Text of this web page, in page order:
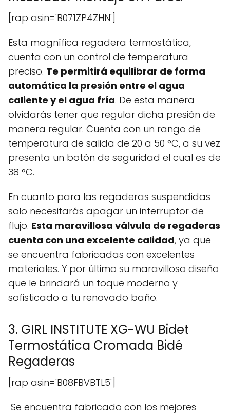
[rap asin='B071ZP4ZHN']
Esta magnífica regadera termostática,
cuenta con un control de temperatura
preciso. Te permitirá equilibrar de forma
automática la presión entre el agua
caliente y el agua fría. De esta manera
olvidarás tener que regular dicha presión de
manera regular. Cuenta con un rango de
temperatura de salida de 20 a 50 °C, a su vez
presenta un botón de seguridad el cual es de
38 °C.
En cuanto para las regaderas suspendidas
solo necesitarás apagar un interruptor de
flujo. Esta maravillosa válvula de regaderas
cuenta con una excelente calidad, ya que
se encuentra fabricadas con excelentes
materiales. Y por último su maravilloso diseño
que le brindará un toque moderno y
sofisticado a tu renovado baño.
3. GIRL INSTITUTE XG-WU Bidet
Termostática Cromada Bidé
Regaderas
[rap asin='B08FBVBTL5']
Se encuentra fabricado con los mejores